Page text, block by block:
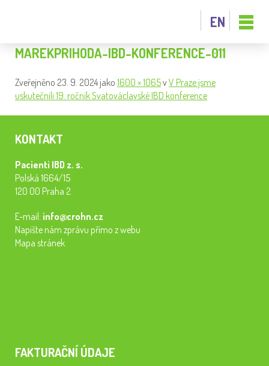
EN
MAREKPRIHODA-IBD-KONFERENCE-011
Zveřejněno 23. 9. 2024 jako 1600 × 1065vV Praze jsme
uskutečnili 19. ročník Svatováclavské IBD konference
KONTAKT
Pacienti IBD z. s.
Polská 1664/15
120 00 Praha 2
E-mail: info@crohn.cz
Napište nám zprávu přímo z webu
Mapa stránek
FAKTURAČNÍ ÚDAJE